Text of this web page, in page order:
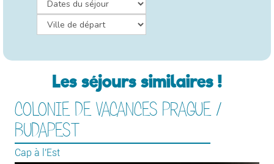
Les séjours similaires !
COLONIE DE VACANCES PRAGUE /
BUDAPEST
Cap à l'Est